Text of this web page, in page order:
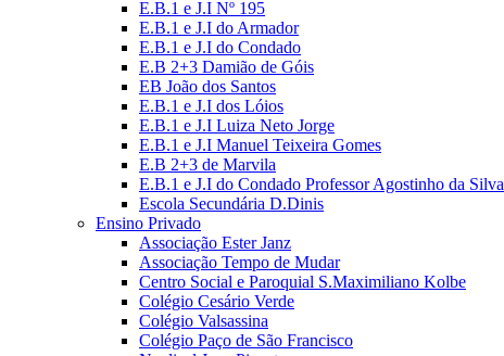
E.B.1 e J.I Nº 195
E.B.1 e J.I do Armador
E.B.1 e J.I do Condado
E.B 2+3 Damião de Góis
EB João dos Santos
E.B.1 e J.I dos Lóios
E.B.1 e J.I Luiza Neto Jorge
E.B.1 e J.I Manuel Teixeira Gomes
E.B 2+3 de Marvila
E.B.1 e J.I do Condado Professor Agostinho da Silva
Escola Secundária D.Dinis
Ensino Privado
Associação Ester Janz
Associação Tempo de Mudar
Centro Social e Paroquial S.Maximiliano Kolbe
Colégio Cesário Verde
Colégio Valsassina
Colégio Paço de São Francisco